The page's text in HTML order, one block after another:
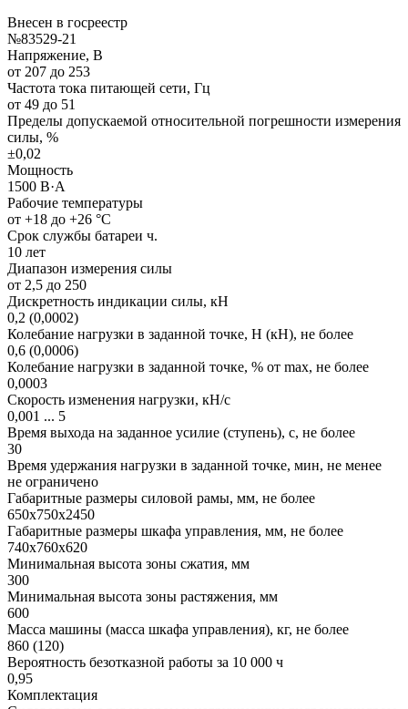
Внесен в госреестр
№83529-21
Напряжение, В
от 207 до 253
Частота тока питающей сети, Гц
от 49 до 51
Пределы допускаемой относительной погрешности измерения
силы, %
±0,02
Мощность
1500 В·А
Рабочие температуры
от +18 до +26 °С
Срок службы батареи ч.
10 лет
Диапазон измерения силы
от 2,5 до 250
Дискретность индикации силы, кН
0,2 (0,0002)
Колебание нагрузки в задан­ной точке, Н (кН), не более
0,6 (0,0006)
Колебание нагрузки в задан­ной точке, % от max, не более
0,0003
Скорость изменения нагрузки, кН/с
0,001 ... 5
Время выхода на заданное усилие (ступень), с, не более
30
Время удержания нагрузки в заданной точке, мин, не менее
не ограничено
Габаритные размеры силовой рамы, мм, не более
650х750х2450
Габаритные размеры шкафа управления, мм, не более
740х760х620
Минимальная высота зоны сжатия, мм
300
Минимальная высота зоны растяжения, мм
600
Масса машины (масса шкафа управления), кг, не более
860 (120)
Вероятность безотказной работы за 10 000 ч
0,95
Комплектация